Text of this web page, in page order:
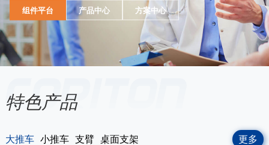
组件平台 产品中心 方案中心
特色产品
大推车 小推车 支臂 桌面支架 更多